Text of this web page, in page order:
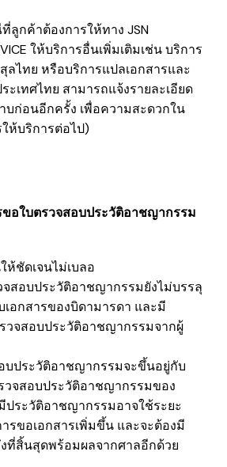
ลูกค้าต้องการให้ทาง JSN
ให้บริการอื่นเพิ่มเติมเช่น บริการ
ลไทย หรือบริการแปลเอกสารและ
ะเทศไทย สามารถแจ้งรายละเอียด
บก่อนอีกครั้ง เพื่อความสะดวกใน
ห้บริการต่อไป)
อใบตรวจสอบประวัติอาชญากรรม
ห้ชัดเจนไม่เบลอ
สอบประวัติอาชญากรรมยังไม่บรรลุ
อกสารของบิดามารดา และมี
วจสอบประวัติอาชญากรรมจากผู้
บประวัติอาชญากรรมจะขึ้นอยู่กับ
วจสอบประวัติอาชญากรรมของ
ระวัติอาชญากรรมอาจใช้ระยะ
รขอเอกสารเพิ่มขึ้น และจะต้องมี
ที่สิ้นสุดพร้อมผลจากศาลอีกด้วย